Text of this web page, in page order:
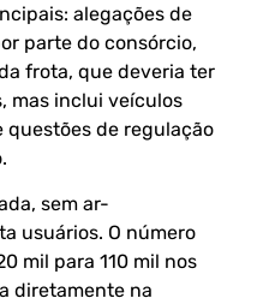
alegações de
parte do consórcio,
frota, que deveria ter
mas inclui veículos
questões de regulação
sem ar-
usuários. O número
mil para 110 mil nos
diretamente na